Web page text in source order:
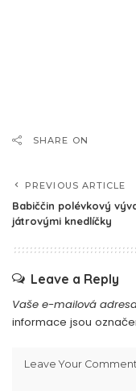
SHARE ON
PREVIOUS ARTICLE
Babiččin polévkový
játrovými knedlíčky
Leave a Reply
Vaše e-mailová
informace jsou